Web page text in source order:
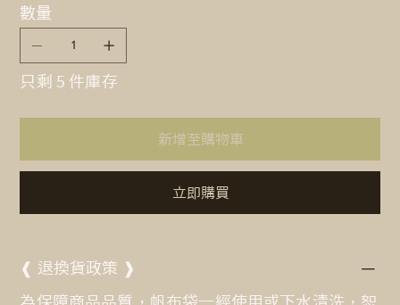
數量
只剩 5 件庫存
新增至購物車
立即購買
❰ 退換貨政策 ❱
為保障商品品質，帆布袋一經使用或下水清洗，恕